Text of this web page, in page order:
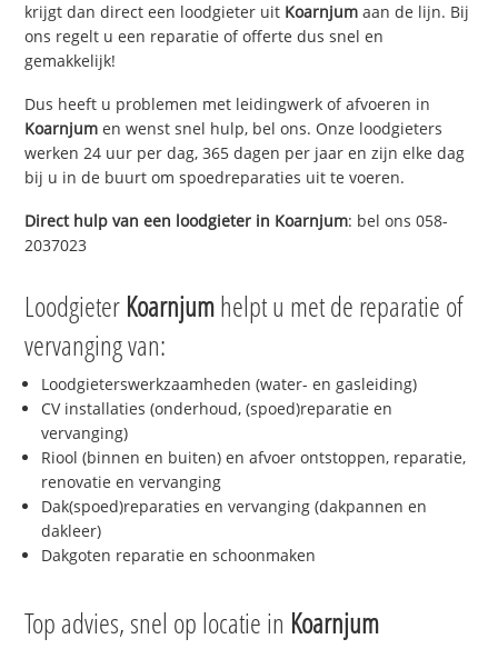
krijgt dan direct een loodgieter uit Koarnjum aan de lijn. Bij
ons regelt u een reparatie of offerte dus snel en
gemakkelijk!
Dus heeft u problemen met leidingwerk of afvoeren in
Koarnjum en wenst snel hulp, bel ons. Onze loodgieters
werken 24 uur per dag, 365 dagen per jaar en zijn elke dag
bij u in de buurt om spoedreparaties uit te voeren.
Direct hulp van een loodgieter in Koarnjum: bel ons 058-
2037023
Loodgieter Koarnjumhelpt u met de reparatie of
vervanging van:
Loodgieterswerkzaamheden (water- en gasleiding)
CV installaties (onderhoud, (spoed)reparatie en
vervanging)
Riool (binnen en buiten) en afvoer ontstoppen, reparatie,
renovatie en vervanging
Dak(spoed)reparaties en vervanging (dakpannen en
dakleer)
Dakgoten reparatie en schoonmaken
Top advies, snel op locatie in Koarnjum